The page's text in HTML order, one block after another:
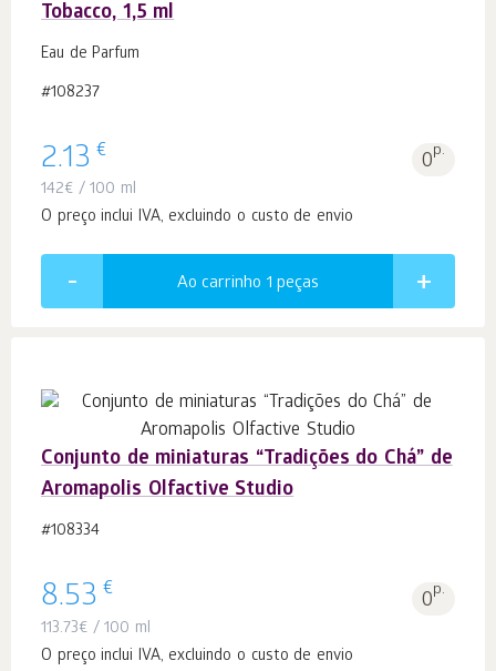
Tobacco, 1,5 ml
Eau de Parfum
#108237
2.13 € 0p.
142€ / 100 ml
O preço inclui IVA, excluindo o custo de envio
Ao carrinho 1 peças
Conjunto de miniaturas “Tradições do Chá” de
Aromapolis Olfactive Studio
#108334
8.53 € 0p.
113.73€ / 100 ml
O preço inclui IVA, excluindo o custo de envio